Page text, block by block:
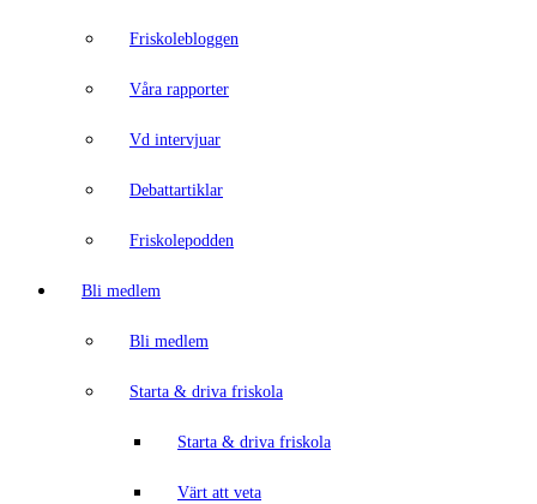
Friskolebloggen
Våra rapporter
Vd intervjuar
Debattartiklar
Friskolepodden
Bli medlem
Bli medlem
Starta & driva friskola
Starta & driva friskola
Värt att veta